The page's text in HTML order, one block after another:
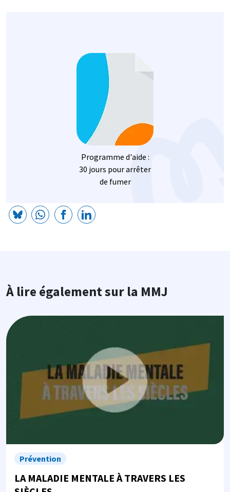
Programme d'aide :
30 jours pour arrêter
de fumer
À lire également sur la MMJ
Image
Prévention
LA MALADIE MENTALE À TRAVERS LES